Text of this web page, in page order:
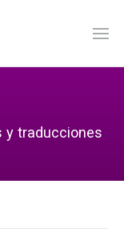
y traducciones